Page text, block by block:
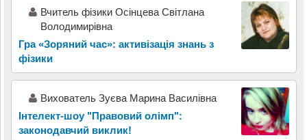
Вчитель фізики Осінцева Світлана
Володимирівна
Гра «Зоряний час»: активізація знань з
фізики
Вихователь Зуєва Марина Василівна
Інтелект-шоу "Правовий олімп":
законодавчий виклик!